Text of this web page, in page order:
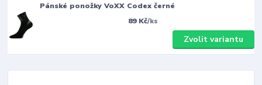
Pánské ponožky VoXX Codex černé
89 Kč/ks
Zvolit variantu